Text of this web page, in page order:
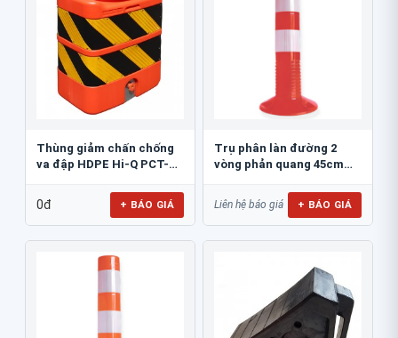
Thùng giảm chấn chống
va đập HDPE Hi-Q PCT-
0đ + BÁO GIÁ
Trụ phân làn đường 2
vòng phản quang 45cm
Liên hệ báo giá + BÁO GIÁ